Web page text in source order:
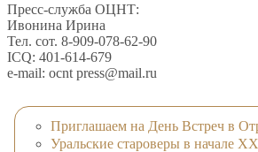
Пресс-служба ОЦНТ:
Ивонина Ирина
Тел. сот. 8-909-078-62-90
ICQ: 401-614-679
e-mail: ocnt press@mail.ru
Приглашаем на День Встреч в
Уральские староверы в начале